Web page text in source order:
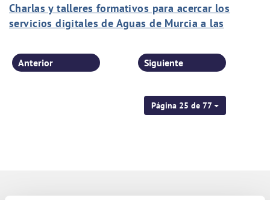
Charlas y talleres formativos para acercar los
servicios digitales de Aguas de Murcia a las
Página 25 de 77
Anterior Siguiente